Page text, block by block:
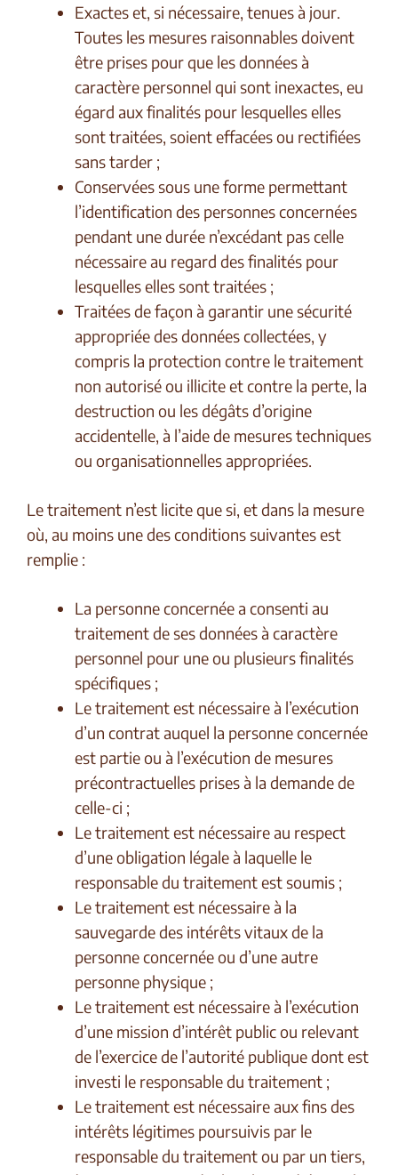
Exactes et, si nécessaire, tenues à jour.
Toutes les mesures raisonnables doivent
être prises pour que les données à
caractère personnel qui sont inexactes, eu
égard aux finalités pour lesquelles elles
sont traitées, soient effacées ou rectifiées
sans tarder ;
Conservées sous une forme permettant
l’identification des personnes concernées
pendant une durée n’excédant pas celle
nécessaire au regard des finalités pour
lesquelles elles sont traitées ;
Traitées de façon à garantir une sécurité
appropriée des données collectées, y
compris la protection contre le traitement
non autorisé ou illicite et contre la perte, la
destruction ou les dégâts d’origine
accidentelle, à l’aide de mesures techniques
ou organisationnelles appropriées.
Le traitement n’est licite que si, et dans la mesure
où, au moins une des conditions suivantes est
remplie :
La personne concernée a consenti au
traitement de ses données à caractère
personnel pour une ou plusieurs finalités
spécifiques ;
Le traitement est nécessaire à l’exécution
d’un contrat auquel la personne concernée
est partie ou à l’exécution de mesures
précontractuelles prises à la demande de
celle-ci ;
Le traitement est nécessaire au respect
d’une obligation légale à laquelle le
responsable du traitement est soumis ;
Le traitement est nécessaire à la
sauvegarde des intérêts vitaux de la
personne concernée ou d’une autre
personne physique ;
Le traitement est nécessaire à l’exécution
d’une mission d’intérêt public ou relevant
de l’exercice de l’autorité publique dont est
investi le responsable du traitement ;
Le traitement est nécessaire aux fins des
intérêts légitimes poursuivis par le
responsable du traitement ou par un tiers,